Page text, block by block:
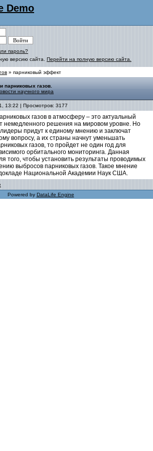
Demo
пароль?
версию сайта. Перейти на полную версию сайта.
» парниковый эффект
парниковых газов.
научного мира
13:22 | Просмотров: 3177
газов в атмосферу – это актуальный
немедленного решения на мировом уровне. Но
придут к единому мнению и заключат
вопросу, а их страны начнут уменьшать
газов, то пройдет не один год для
орбитального мониторинга. Данная
того, чтобы установить результаты проводимых
выбросов парниковых газов. Такое мнение
Национальной Академии Наук США.
Powered by DataLife Engine